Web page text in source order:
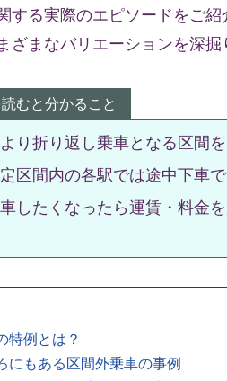
する実際のエピソードをご
ざまなバリエーションを深掘
むと分かること
り折り返し乗車となる区間
区間内の各駅では途中下車
したくなったら運賃・料金
特例とは？
にもある区間外乗車の事例